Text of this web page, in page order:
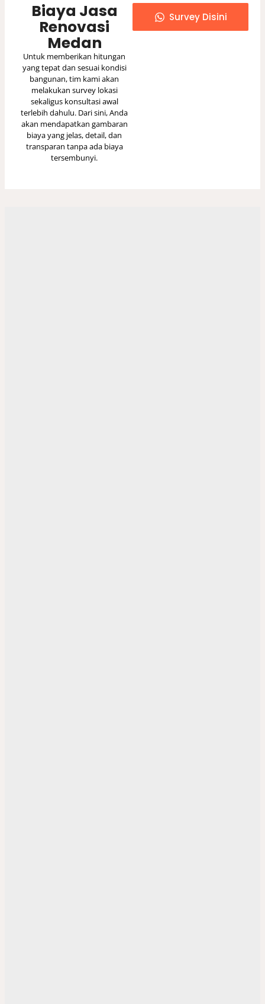
Biaya Jasa
Renovasi
Medan
Untuk memberikan hitungan
yang tepat dan sesuai kondisi
bangunan, tim kami akan
melakukan survey lokasi
sekaligus konsultasi awal
terlebih dahulu. Dari sini, Anda
akan mendapatkan gambaran
biaya yang jelas, detail, dan
transparan tanpa ada biaya
tersembunyi.
Survey Disini